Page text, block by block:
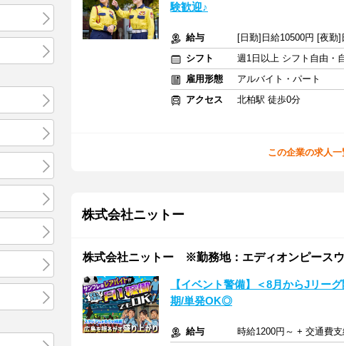
験歓迎♪
給与
[日勤]日給10500円 [夜勤
シフト
週1日以上 シフト自由・
雇用形態
アルバイト・パート
アクセス
北柏駅 徒歩0分
この企業の求人一
株式会社ニットー
株式会社ニットー ※勤務地：エディオンピース
【イベント警備】＜8月からJリー
期/単発OK◎
給与
時給1200円～ + 交通費